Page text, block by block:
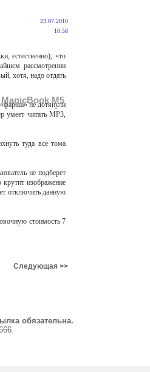
M5
23.07.2010
10:58
естественно), что
рассмотрении
хотя, надо отдать
не дотянули
умеет читать MP3,
туда все тома
не подберет
изображение
отключить данную
стоимость 7
Следующая >>
обязательна.